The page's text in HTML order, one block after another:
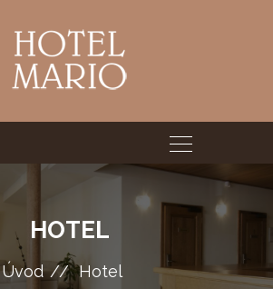
HOTEL
Úvod Hotel